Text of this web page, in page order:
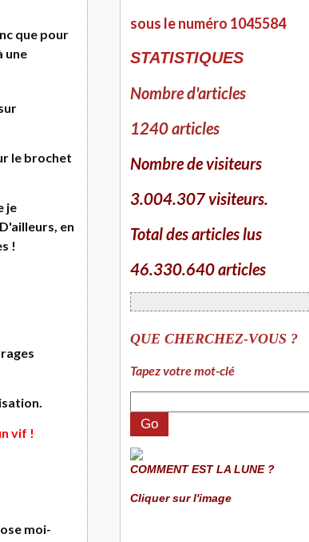
que pour
une
le brochet
je
en
!
vif !
moi-
sous le numéro 1045584
STATISTIQUES
Nombre d'articles
1240 articles
Nombre de visiteurs
3.004.307 visiteurs.
Total des articles lus
46.330.640 articles
QUE CHERCHEZ-VOUS ?
Tapez votre mot-clé
COMMENT EST LA LUNE ?
Cliquer sur l'image